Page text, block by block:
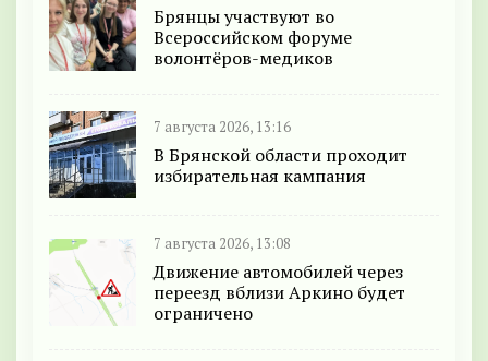
Брянцы участвуют во
Всероссийском форуме
волонтёров-медиков
7 августа 2026, 13:16
В Брянской области проходит
избирательная кампания
7 августа 2026, 13:08
Движение автомобилей через
переезд вблизи Аркино будет
ограничено